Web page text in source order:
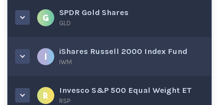
SPDR Gold Shares
GLD
iShares Russell 2000 Index Fund
IWM
Invesco S&P 500 Equal Weight ET
RSP